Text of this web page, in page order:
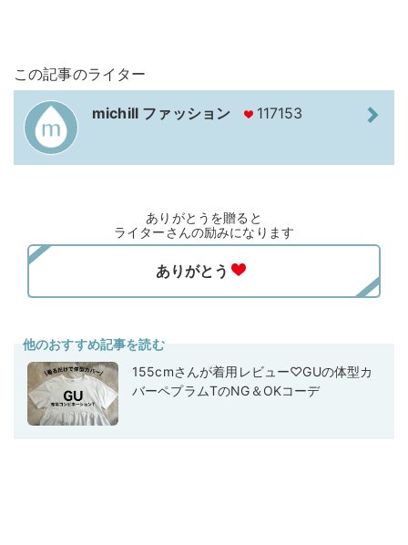
この記事のライター
michill ファッション 117153
ありがとうを贈ると
ライターさんの励みになります
他のおすすめ記事を読む
155cmさんが着用レビュー♡GUの体型カ
バーペプラムTのNG＆OKコーデ